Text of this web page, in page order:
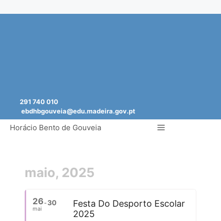
291 740 010
ebdhbgouveia@edu.madeira.gov.pt
Horácio Bento de Gouveia Menu
maio, 2025
26
mai
30
Festa Do Desporto Escolar
2025